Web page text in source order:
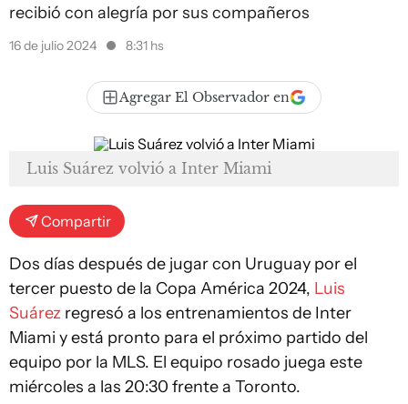
recibió con alegría por sus compañeros
16 de julio 2024 8:31 hs
Agregar El Observador en
Luis Suárez volvió a Inter Miami
Compartir
Dos días después de jugar con Uruguay por el
tercer puesto de la Copa América 2024, Luis
Suárez regresó a los entrenamientos de Inter
Miami y está pronto para el próximo partido del
equipo por la MLS. El equipo rosado juega este
miércoles a las 20:30 frente a Toronto.